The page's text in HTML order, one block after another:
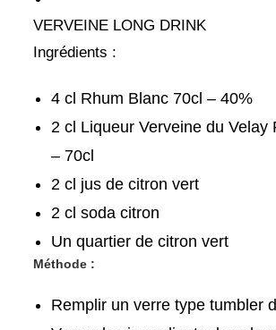
VERVEINE LONG DRINK
Ingrédients :
4 cl Rhum Blanc 70cl – 40%
2 cl Liqueur Verveine du Velay
– 70cl
2 cl jus de citron vert
2 cl soda citron
Un quartier de citron vert
Méthode :
Remplir un verre type tumbler